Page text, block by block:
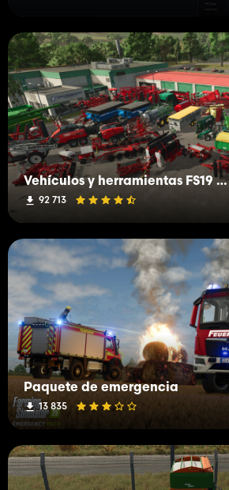
Vehículos y herramientas FS19 (H-K)
92 713
Paquete de emergencia
13 835